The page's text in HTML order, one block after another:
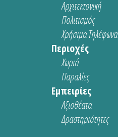
Αρχιτεκτονική
Πολιτισμός
Χρήσιμα Τηλέφωνα
Περιοχές
Χωριά
Παραλίες
Εμπειρίες
Αξιοθέατα
Δραστηριότητες